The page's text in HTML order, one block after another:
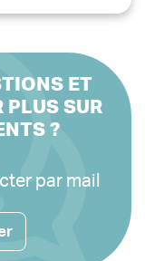
ET
PLUS SUR
?
par mail